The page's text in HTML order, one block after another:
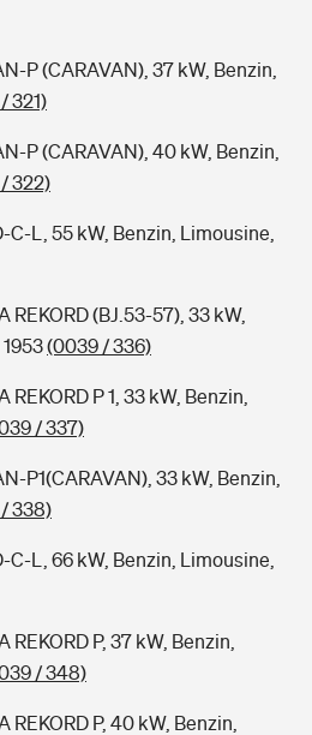
P (CARAVAN), 37 kW, Benzin,
321)
P (CARAVAN), 40 kW, Benzin,
322)
C-L, 55 kW, Benzin, Limousine,
REKORD (BJ.53-57), 33 kW,
(0039 / 336)
P 1, 33 kW, Benzin,
/ 337)
P1(CARAVAN), 33 kW, Benzin,
338)
C-L, 66 kW, Benzin, Limousine,
P, 37 kW, Benzin,
/ 348)
P, 40 kW, Benzin,